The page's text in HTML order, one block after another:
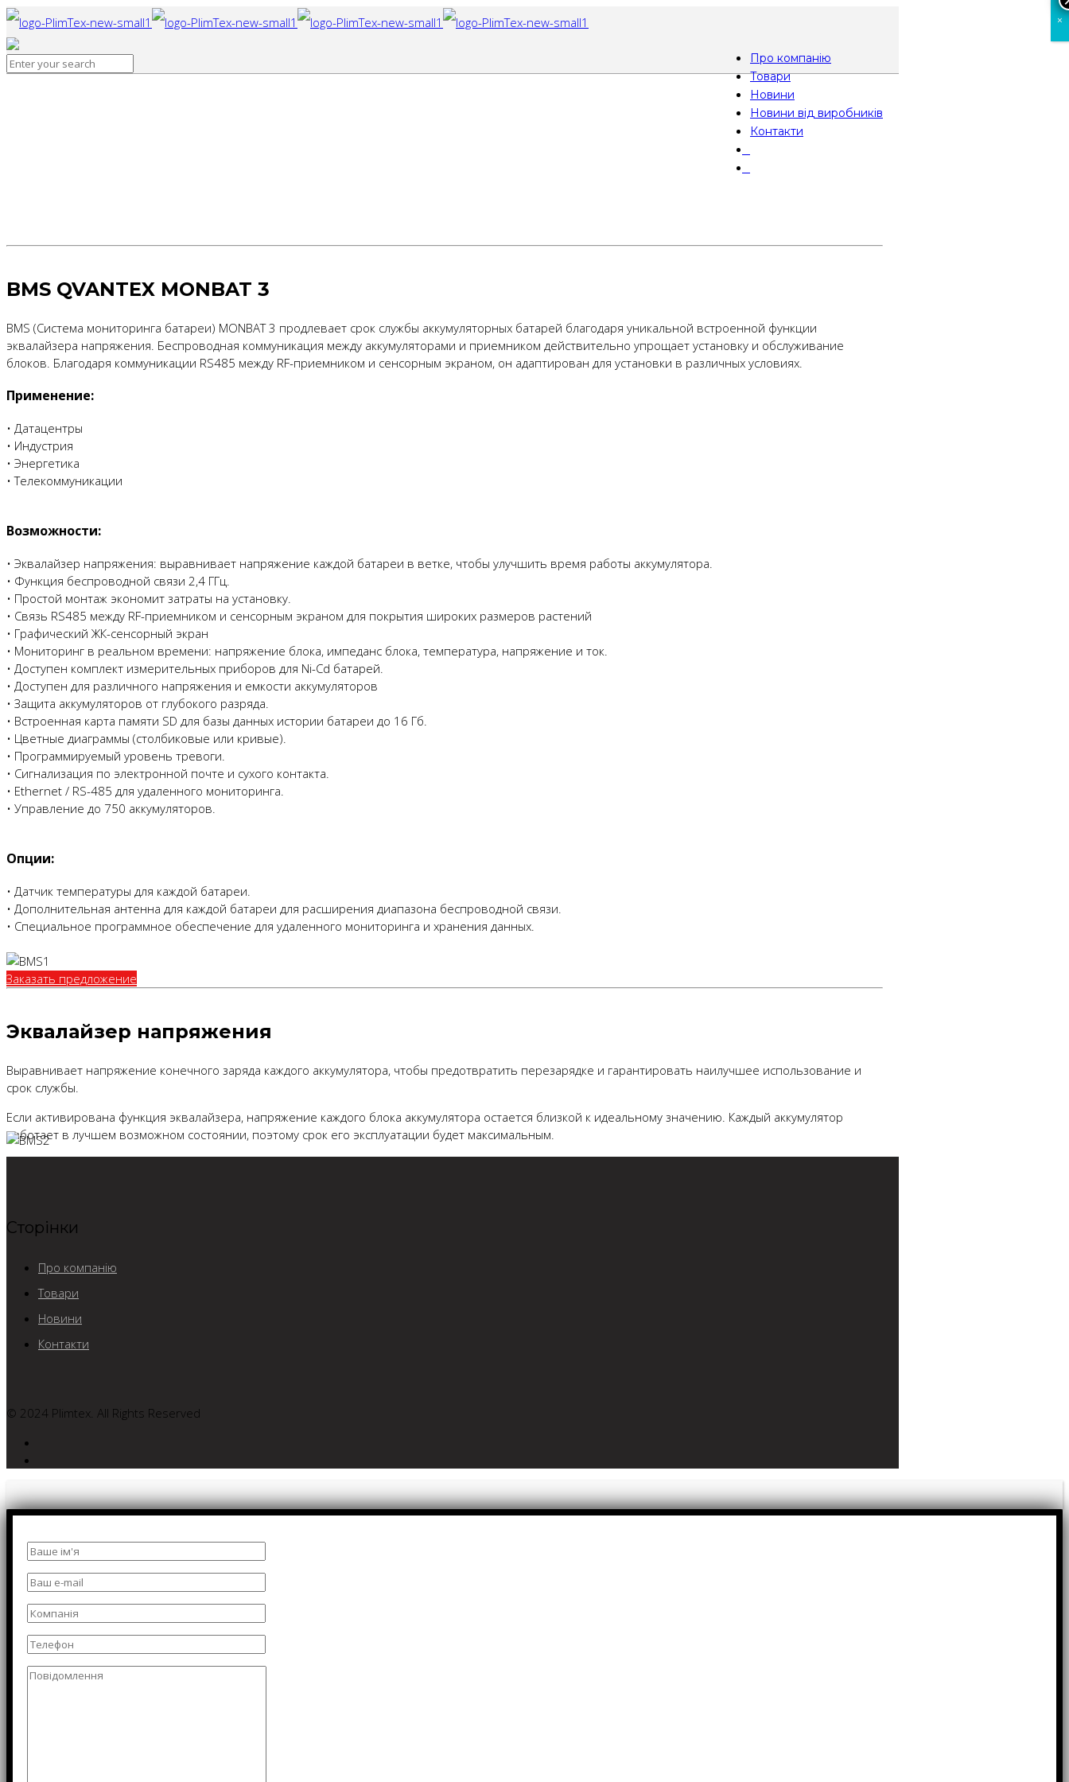
Про компанію
Товари
Новини
Новини від виробників
Контакти
BMS QVANTEX MONBAT 3
BMS (Система мониторинга батареи) MONBAT 3 продлевает срок службы аккумуляторных батарей благодаря уникальной встроенной функции
эквалайзера напряжения. Беспроводная коммуникация между аккумуляторами и приемником действительно упрощает установку и обслуживание
блоков. Благодаря коммуникации RS485 между RF-приемником и сенсорным экраном, он адаптирован для установки в различных условиях.
Применение:
• Датацентры
• Индустрия
• Энергетика
• Телекоммуникации
Возможности:
• Эквалайзер напряжения: выравнивает напряжение каждой батареи в ветке, чтобы улучшить время работы аккумулятора.
• Функция беспроводной связи 2,4 ГГц.
• Простой монтаж экономит затраты на установку.
• Связь RS485 между RF-приемником и сенсорным экраном для покрытия широких размеров растений
• Графический ЖК-сенсорный экран
• Мониторинг в реальном времени: напряжение блока, импеданс блока, температура, напряжение и ток.
• Доступен комплект измерительных приборов для Ni-Cd батарей.
• Доступен для различного напряжения и емкости аккумуляторов
• Защита аккумуляторов от глубокого разряда.
• Встроенная карта памяти SD для базы данных истории батареи до 16 Гб.
• Цветные диаграммы (столбиковые или кривые).
• Программируемый уровень тревоги.
• Сигнализация по электронной почте и сухого контакта.
• Ethernet / RS-485 для удаленного мониторинга.
• Управление до 750 аккумуляторов.
Опции:
• Датчик температуры для каждой батареи.
• Дополнительная антенна для каждой батареи для расширения диапазона беспроводной связи.
• Специальное программное обеспечение для удаленного мониторинга и хранения данных.
Заказать предложение
Эквалайзер напряжения
Выравнивает напряжение конечного заряда каждого аккумулятора, чтобы предотвратить перезарядке и гарантировать наилучшее использование и
срок службы.
Если активирована функция эквалайзера, напряжение каждого блока аккумулятора остается близкой к идеальному значению. Каждый аккумулятор
работает в лучшем возможном состоянии, поэтому срок его эксплуатации будет максимальным.
Сторінки
Про компанію
Товари
Новини
Контакти
© 2024 Plimtex. All Rights Reserved
×